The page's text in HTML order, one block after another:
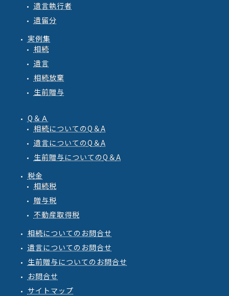
遺言執行者
遺留分
実例集
相続
遺言
相続放棄
生前贈与
Q＆Ａ
相続についてのQ ＆A
遺言についてのQ ＆A
生前贈与についてのQ ＆A
税金
相続税
贈与税
不動産取得税
相続についてのお問合せ
遺言についてのお問合せ
生前贈与についてのお問合せ
お問合せ
サイトマップ